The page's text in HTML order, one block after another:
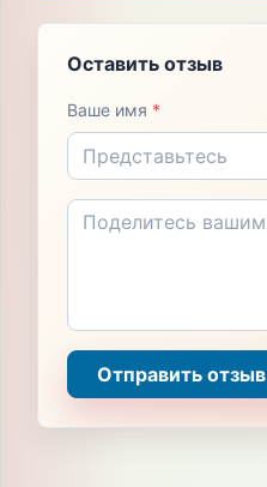
Оставить отзыв
Ваше имя *
Отправить отзыв